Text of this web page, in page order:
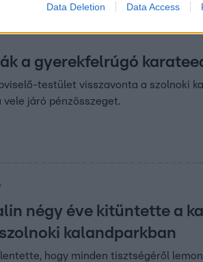
Data Deletion Data Access
a gyerekfelrúgó
testület visszavonta a szolnoki
járó pénzösszeget.
négy éve kitüntette a
kalandparkban
hogy minden tisztségéről